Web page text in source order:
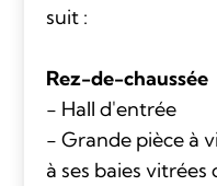
suit :
Rez-de-chaussée
- Hall d'entrée
- Grande pièce à
à ses baies